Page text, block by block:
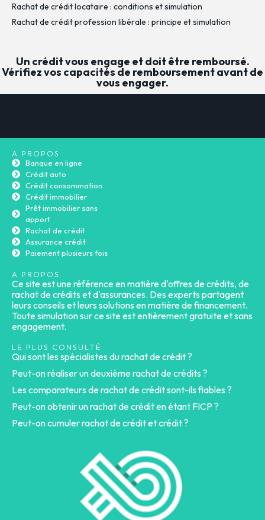
Rachat de crédit locataire : conditions et simulation
Rachat de crédit profession libérale : principe et simulation
Un crédit vous engage et doit être remboursé.
Vérifiez vos capacités de remboursement avant de
vous engager.
A PROPOS
Banque en ligne
Crédit auto
Crédit consommation
Crédit immobilier
Prêt immobilier sans
apport
Rachat de crédit
Assurance crédit
Paiement plusieurs fois
A PROPOS
Ce site est une référence en matière d'offres de crédits, de
rachat de crédits et d'assurances. Des experts partagent
leurs conseils et leurs solutions en matière de financement.
Toute simulation sur ce site est entièrement gratuite et sans
engagement.
LE PLUS CONSULTÉ
Qui sont les spécialistes du rachat de crédit ?
Peut-on réaliser un deuxième rachat de crédits ?
Les comparateurs de rachat de crédit sont-ils fiables ?
Peut-on obtenir un rachat de crédit en étant FICP ?
Peut-on cumuler rachat de crédit et crédit ?